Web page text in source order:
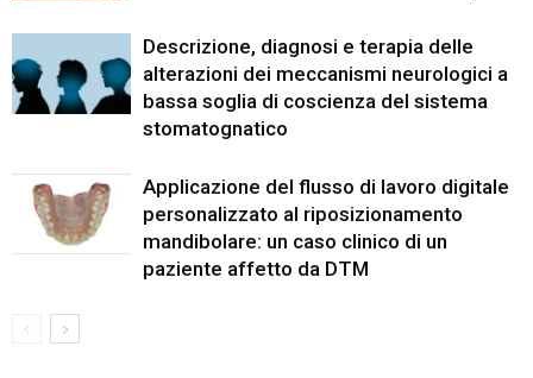
Descrizione, diagnosi e terapia delle
alterazioni dei meccanismi neurologici a
bassa soglia di coscienza del sistema
stomatognatico
Applicazione del flusso di lavoro digitale
personalizzato al riposizionamento
mandibolare: un caso clinico di un
paziente affetto da DTM